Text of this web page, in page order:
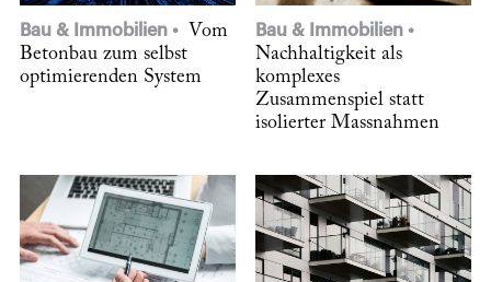
Bau & Immobilien
Vom
Betonbau zum selbst
optimierenden System
Bau & Immobilien
Nachhaltigkeit als
komplexes
Zusammenspiel statt
isolierter Massnahmen